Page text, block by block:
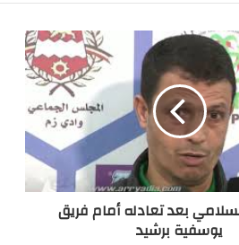
بعد تعادله أمام فريق
يوسفية برشيد